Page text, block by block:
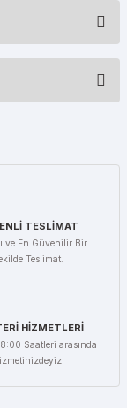
TESLİMAT
ve En Güvenilir Bir
Teslimat.
HİZMETLERİ
Saatleri arasında